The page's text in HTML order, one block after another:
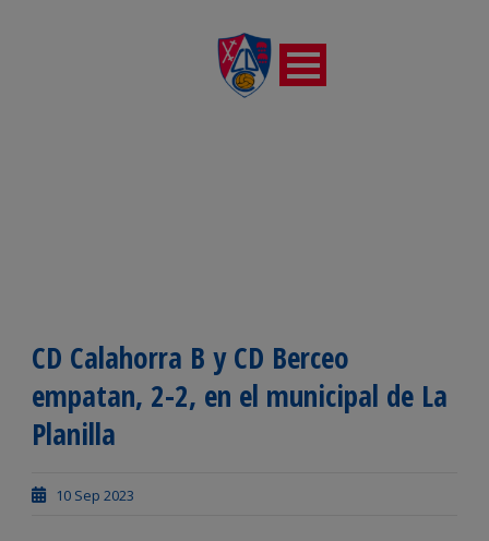
CD Calahorra B y CD Berceo
empatan, 2-2, en el municipal de La
Planilla
10 Sep 2023